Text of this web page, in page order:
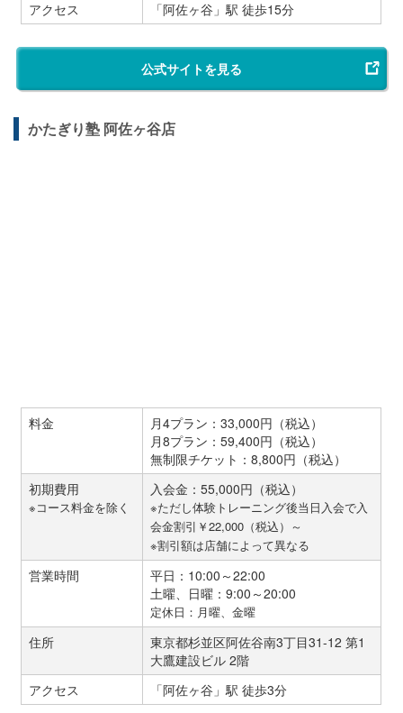
アクセス
「阿佐ヶ谷」駅 徒歩15分
公式サイトを見る
かたぎり塾 阿佐ヶ谷店
料金
月4プラン：33,000円（税込）
月8プラン：59,400円（税込）
無制限チケット：8,800円（税込）
初期費用
※コース料金を除く
入会金：55,000円（税込）
※ただし体験トレーニング後当日入会で入
会金割引￥22,000（税込）～
※割引額は店舗によって異なる
営業時間
平日：10:00～22:00
土曜、日曜：9:00～20:00
定休日：月曜、金曜
住所
東京都杉並区阿佐谷南3丁目31-12 第1
大鷹建設ビル 2階
アクセス
「阿佐ヶ谷」駅 徒歩3分